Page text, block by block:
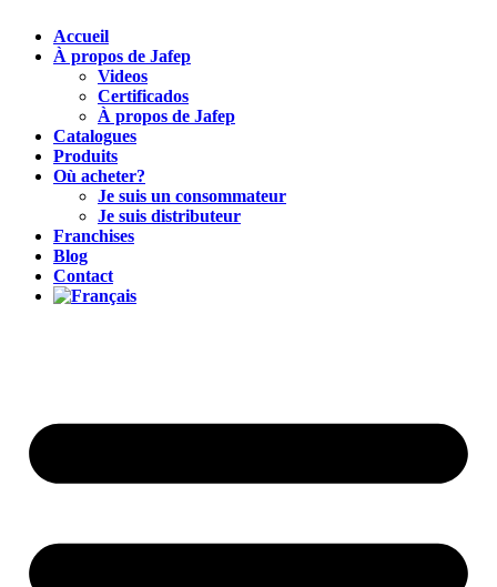
Accueil
À propos de Jafep
Videos
Certificados
À propos de Jafep
Catalogues
Produits
Où acheter?
Je suis un consommateur
Je suis distributeur
Franchises
Blog
Contact